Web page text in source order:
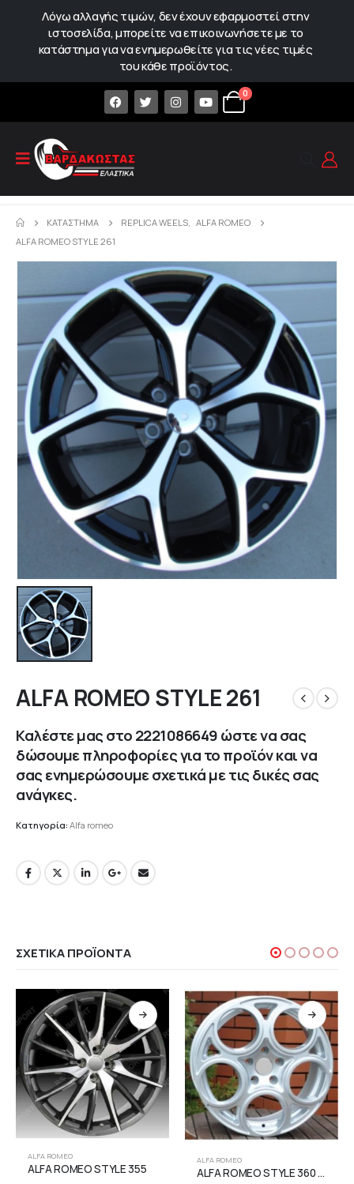
Λόγω αλλαγής τιμών, δεν έχουν εφαρμοστεί στην
ιστοσελίδα, μπορείτε να επικοινωνήσετε με το
κατάστημα για να ενημερωθείτε για τις νέες τιμές
του κάθε προϊόντος.
0
ΚΑΤΆΣΤΗΜΑ REPLICA WEELS
ALFA ROMEO
ALFA ROMEO STYLE 261
ALFA ROMEO STYLE 261
Καλέστε μας στο2221086649ώστε να σας
δώσουμε πληροφορίες για το προϊόν και να
σας ενημερώσουμε σχετικά με τις δικές σας
ανάγκες.
Κατηγορία: Alfa romeo
ΣΧΕΤΙΚΆ ΠΡΟΪΌΝΤΑ
ALFA ROMEO
ALFA ROMEO STYLE 355
ALFA ROMEO
ALFA ROMEO STYLE 360 SILVER